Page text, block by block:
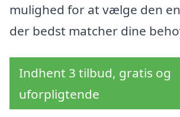
mulighed for at vælge den
der bedst matcher dine
Indhent 3 tilbud, gratis og
uforpligtende